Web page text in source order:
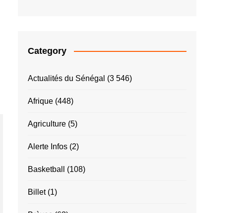
Category
Actualités du Sénégal (3 546)
Afrique (448)
Agriculture (5)
Alerte Infos (2)
Basketball (108)
Billet(1)